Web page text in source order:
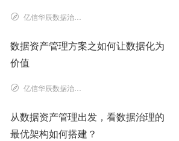
亿信华辰数据治理研究院
数据资产管理方案之如何让数据化为
价值
亿信华辰数据治理研究院
从数据资产管理出发，看数据治理的
最优架构如何搭建？